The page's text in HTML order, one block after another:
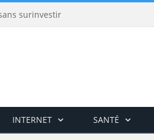
surinvestir
INTERNET SANTÉ